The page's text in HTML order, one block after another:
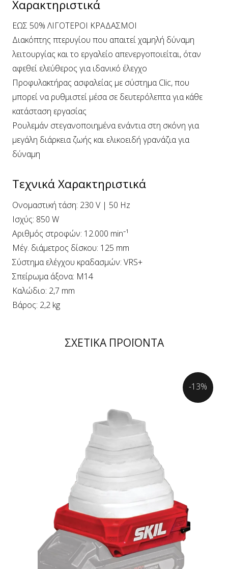
Χαρακτηριστικά
ΕΩΣ 50% ΛΙΓΟΤΕΡΟΙ ΚΡΑΔΑΣΜΟΙ
Διακόπτης πτερυγίου που απαιτεί χαμηλή δύναμη
λειτουργίας και το εργαλείο απενεργοποιείται, όταν
αφεθεί ελεύθερος για ιδανικό έλεγχο
Προφυλακτήρας ασφαλείας με σύστημα Clic, που
μπορεί να ρυθμιστεί μέσα σε δευτερόλεπτα για κάθε
κατάσταση εργασίας
Ρουλεμάν στεγανοποιημένα ενάντια στη σκόνη για
μεγάλη διάρκεια ζωής και ελικοειδή γρανάζια για
δύναμη
Τεχνικά Χαρακτηριστικά
Ονομαστική τάση: 230 V | 50 Hz
Ισχύς: 850 W
Αριθμός στροφών: 12.000 min⁻¹
Μέγ. διάμετρος δίσκου: 125 mm
Σύστημα ελέγχου κραδασμών: VRS+
Σπείρωμα άξονα: M14
Καλώδιο: 2,7 mm
Βάρος: 2,2 kg
ΣΧΕΤΙΚΑ ΠΡΟΪΟΝΤΑ
-13%